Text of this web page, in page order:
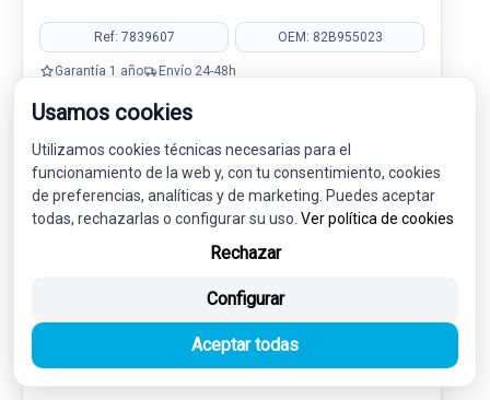
Ref: 7839607 OEM: 82B955023
Garantía 1 año Envío 24-48h
-5% USADO NOVEDAD
Usamos cookies
Utilizamos cookies técnicas necesarias para el
funcionamiento de la web y, con tu consentimiento, cookies
de preferencias, analíticas y de marketing. Puedes aceptar
todas, rechazarlas o configurar su uso. Ver política de cookies
Rechazar
Configurar
Aceptar todas